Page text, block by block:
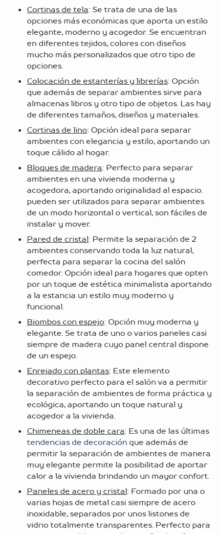
Cortinas de tela: Se trata de una de las
opciones más económicas que aporta un estilo
elegante, moderno y acogedor. Se encuentran
en diferentes tejidos, colores con diseños
mucho más personalizados que otro tipo de
opciones.
Colocación de estanterías y librerías: Opción
que además de separar ambientes sirve para
almacenas libros y otro tipo de objetos. Las hay
de diferentes tamaños, diseños y materiales.
Cortinas de lino: Opción ideal para separar
ambientes con elegancia y estilo, aportando un
toque cálido al hogar.
Bloques de madera: Perfecto para separar
ambientes en una vivienda moderna y
acogedora, aportando originalidad al espacio.
pueden ser utilizados para separar ambientes
de un modo horizontal o vertical, son fáciles de
instalar y mover.
Pared de cristal: Permite la separación de 2
ambientes conservando toda la luz natural,
perfecta para separar la cocina del salón
comedor. Opción ideal para hogares que opten
por un toque de estética minimalista aportando
a la estancia un estilo muy moderno y
funcional.
Biombos con espejo: Opción muy moderna y
elegante. Se trata de uno o varios paneles casi
siempre de madera cuyo panel central dispone
de un espejo.
Enrejado con plantas: Este elemento
decorativo perfecto para el salón va a permitir
la separación de ambientes de forma práctica y
ecológica, aportando un toque natural y
acogedor a la vivienda.
Chimeneas de doble cara: Es una de las últimas
tendencias de decoraciónque además de
permitir la separación de ambientes de manera
muy elegante permite la posibilitad de aportar
calor a la vivienda brindando un mayor confort.
Paneles de acero y cristal: Formado por una o
varias hojas de metal casi siempre de acero
inoxidable, separados por unos listones de
vidrio totalmente transparentes. Perfecto para